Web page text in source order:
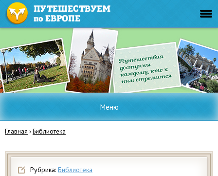
Меню
Главная ›Библиотека
Рубрика: Библиотека